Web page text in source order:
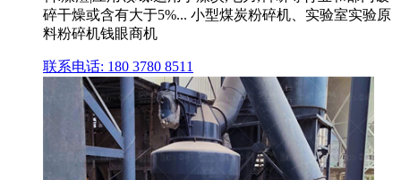
碎干燥或含有大于5%... 小型煤炭粉碎机、实验室实验原
料粉碎机钱眼商机
联系电话: 180 3780 8511